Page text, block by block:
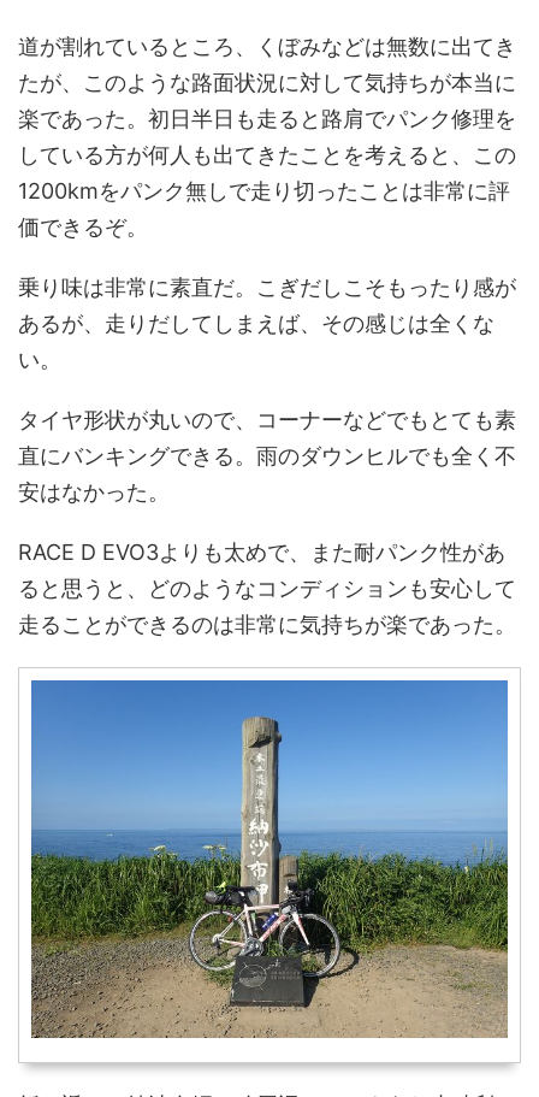
道が割れているところ、くぼみなどは無数に出てき
たが、このような路面状況に対して気持ちが本当に
楽であった。初日半日も走ると路肩でパンク修理を
している方が何人も出てきたことを考えると、この
1200kmをパンク無しで走り切ったことは非常に評
価できるぞ。
乗り味は非常に素直だ。こぎだしこそもったり感が
あるが、走りだしてしまえば、その感じは全くな
い。
タイヤ形状が丸いので、コーナーなどでもとても素
直にバンキングできる。雨のダウンヒルでも全く不
安はなかった。
RACE D EVO3よりも太めで、また耐パンク性があ
ると思うと、どのようなコンディションも安心して
走ることができるのは非常に気持ちが楽であった。